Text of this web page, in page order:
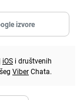
izvore
iOS i društvenih
ViberChata.